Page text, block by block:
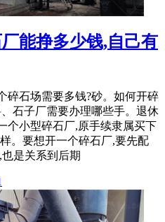
能挣多少钱,自己有
碎石场需要多钱?砂。如何开碎
石子厂需要办理哪些手。退休
个小型碎石厂,原手续隶属买下
。要想开一个碎石厂,要先配
是关系到后期